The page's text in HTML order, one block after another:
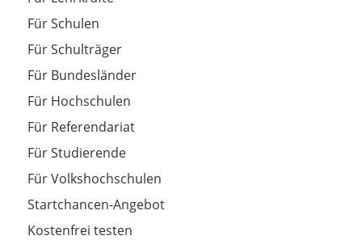
Für Schulen
Für Schulträger
Für Bundesländer
Für Hochschulen
Für Referendariat
Für Studierende
Für Volkshochschulen
Startchancen-Angebot
Kostenfrei testen